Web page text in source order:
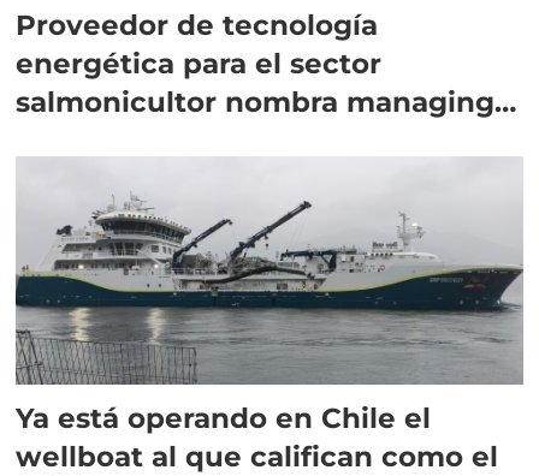
Proveedor de tecnología
energética para el sector
salmonicultor nombra managing
Ya está operando en Chile el
wellboat al que califican como el